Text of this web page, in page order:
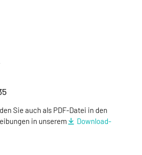
Sie auch als PDF-Datei in den
in unserem
Download-